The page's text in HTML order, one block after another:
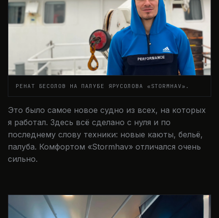
РЕНАТ БЕСОЛОВ НА ПАЛУБЕ ЯРУСОЛОВА «STORMHAV».
Это было самое новое судно из всех, на которых
я работал. Здесь всё сделано с нуля и по
последнему слову техники: новые каюты, бельё,
палуба. Комфортом «Stormhav» отличался очень
сильно.